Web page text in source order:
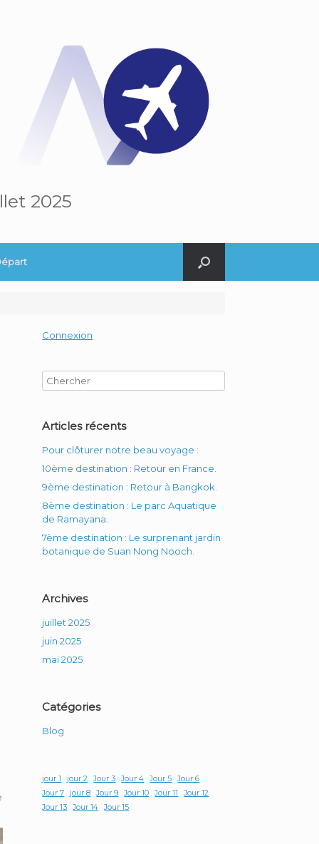
2025
Connexion
Articles récents
Pour clôturer notre beau voyage :
10ème destination : Retour en France.
9ème destination : Retour à Bangkok.
8ème destination : Le parc Aquatique
de Ramayana.
7ème destination : Le surprenant jardin
botanique de Suan Nong Nooch.
Archives
juillet 2025
juin 2025
mai 2025
Catégories
Blog
jour 1 jour 2 Jour 3 Jour 4 Jour 5
Jour 6
Jour 7
jour 8 Jour 9 Jour 10 Jour 11
Jour 12
Jour 13
Jour 14 Jour 15